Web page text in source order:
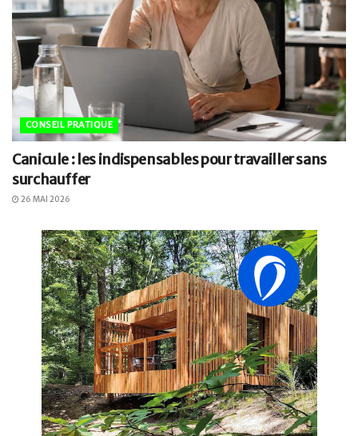
CONSEIL PRATIQUE
Canicule : les indispensables pour travailler sans
surchauffer
26 MAI 2026